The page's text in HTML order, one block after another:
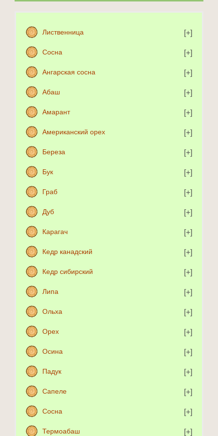
Лиственница
Сосна
Ангарская сосна
Абаш
Амарант
Американский орех
Береза
Бук
Граб
Дуб
Карагач
Кедр канадский
Кедр сибирский
Липа
Ольха
Орех
Осина
Падук
Сапеле
Сосна
Термоабаш